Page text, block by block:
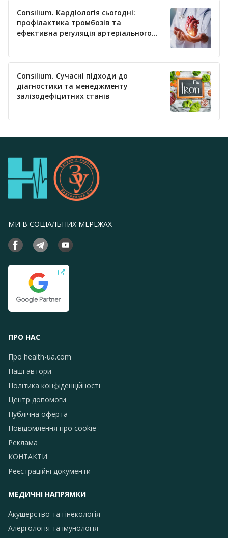
Consilium. Кардіологія сьогодні:
профілактика тромбозів та
ефективна регуляція артеріального
Consilium. Сучасні підходи до
діагностики та менеджменту
залізодефіцитних станів
МИ В СОЦІАЛЬНИХ МЕРЕЖАХ
ПРО НАС
Про health-ua.com
Наші автори
Політика конфіденційності
Центр допомоги
Публічна оферта
Повідомлення про сookie
Реклама
КОНТАКТИ
Реєстраційні документи
МЕДИЧНІ НАПРЯМКИ
Акушерство та гінекологія
Алергологія та імунологія